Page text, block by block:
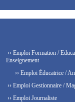
›› Emploi Formation /
Enseignement
›› Emploi Éducatrice /
›› Emploi Gestionnaire /
›› Emploi Journaliste